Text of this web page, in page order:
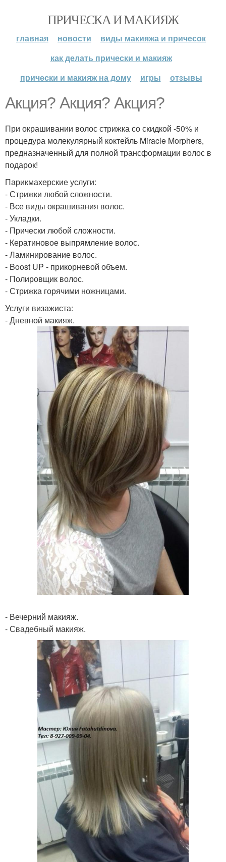
ПРИЧЕСКА И МАКИЯЖ
главная новости
виды макияжа и причесок
как делать прически и макияж
прически и макияж на дому
игры отзывы
Акция? Акция? Акция?
При окрашивании волос стрижка со скидкой -50% и
процедура молекулярный коктейль Miracle Morphers,
предназначенный для полной трансформации волос в
подарок!
Парикмахерские услуги:
- Стрижки любой сложности.
- Все виды окрашивания волос.
- Укладки.
- Прически любой сложности.
- Кератиновое выпрямление волос.
- Ламинирование волос.
- Boost UP - прикорневой объем.
- Полировщик волос.
- Стрижка горячими ножницами.
Услуги визажиста:
- Дневной макияж.
- Вечерний макияж.
- Свадебный макияж.